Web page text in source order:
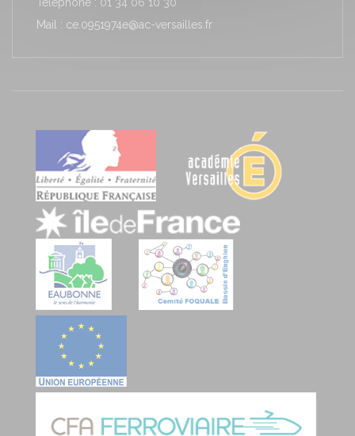
Téléphone : 01 34 06 10 30
Mail : ce.0951974e@ac-versailles.fr